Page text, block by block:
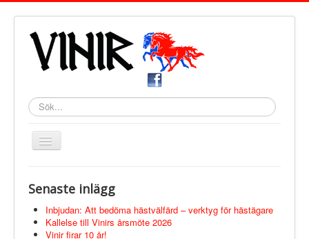
Sök
Toggle
Navigation
Nyheter
Vinir
Om Föreningen
Vinirs Värdegrund
Senaste inlägg
Inbjudan: Att bedöma hästvälfärd – verktyg för hästägare
Kallelse till Vinirs årsmöte 2026
Vinir firar 10 år!